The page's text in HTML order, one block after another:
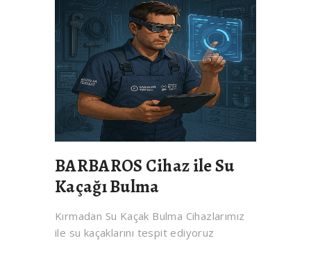
BARBAROS Cihaz ile Su
Kaçağı Bulma
Kırmadan Su Kaçak Bulma Cihazlarımız
ile su kaçaklarını tespit ediyoruz